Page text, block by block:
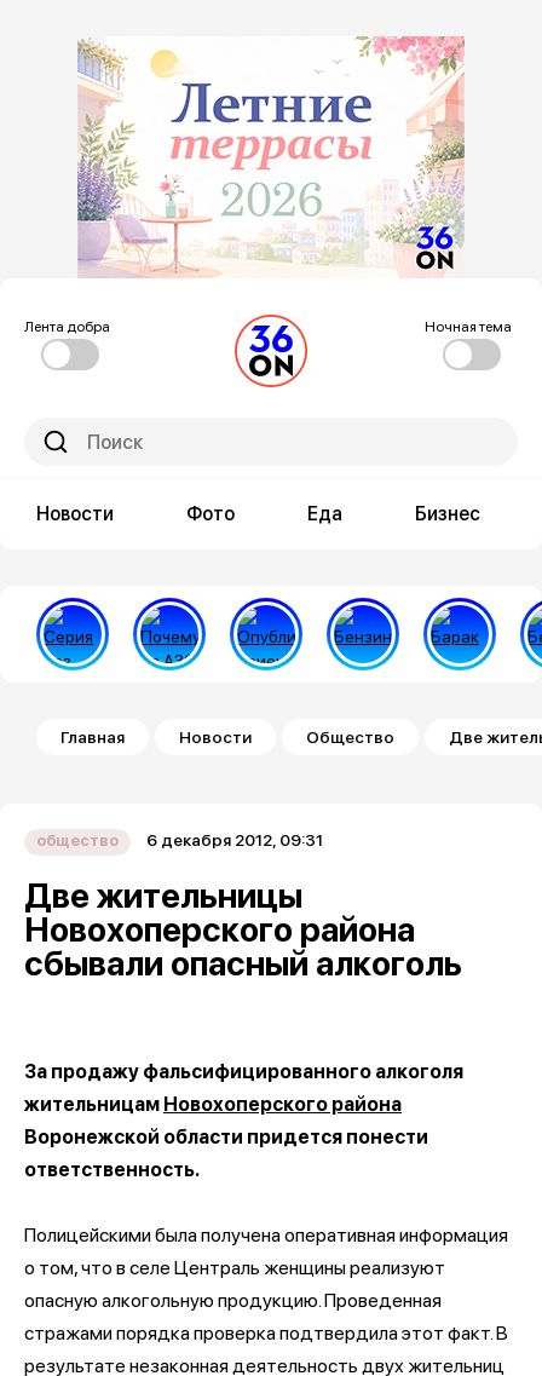
Лента добра Ночная тема
Новости Фото Еда Бизнес
Строка навигации
Главная Новости Общество Две
общество 6 декабря 2012, 09:31
Две жительницы
Новохоперского района
сбывали опасный алкоголь
За продажу фальсифицированного алкоголя
жительницам Новохоперского района
Воронежской области придется понести
ответственность.
Полицейскими была получена оперативная информация
о том, что в селе Централь женщины реализуют
опасную алкогольную продукцию. Проведенная
стражами порядка проверка подтвердила этот факт. В
результате незаконная деятельность двух жительниц